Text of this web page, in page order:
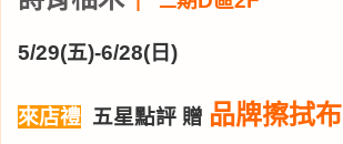
5/29(五)-6/28(日)
來店禮 五星點評 贈 品牌擦拭布